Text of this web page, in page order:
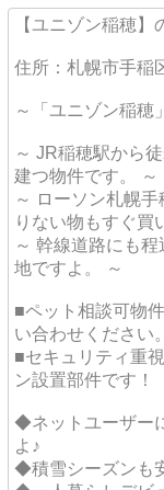
【ユニゾン稲穂
住所：札幌市手稲
～「ユニゾン稲穂
～ JR稲穂駅から
建つ物件です。 ～
～ ローソン札幌
りない物もすぐ買
～ 幹線道路にも
地ですよ。 ～
■ペット相談可物
い合わせください。
■セキュリティ重
ン設置部件です！
◆ネットユーザー
よ♪
◆積雪シーズンも